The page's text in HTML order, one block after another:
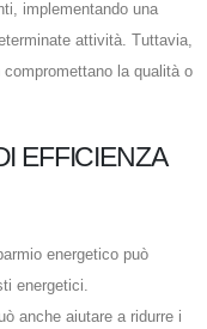
implementando una
attività. Tuttavia,
la qualità o
EFFICIENZA
energetico può
energetici.
anche aiutare a ridurre i